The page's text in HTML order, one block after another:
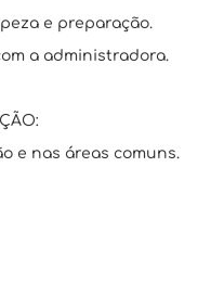
e preparação.
a administradora.
e nas áreas comuns.